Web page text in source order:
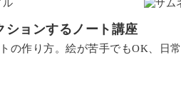
ョンするノート講座
の作り方。絵が苦手でもOK、日